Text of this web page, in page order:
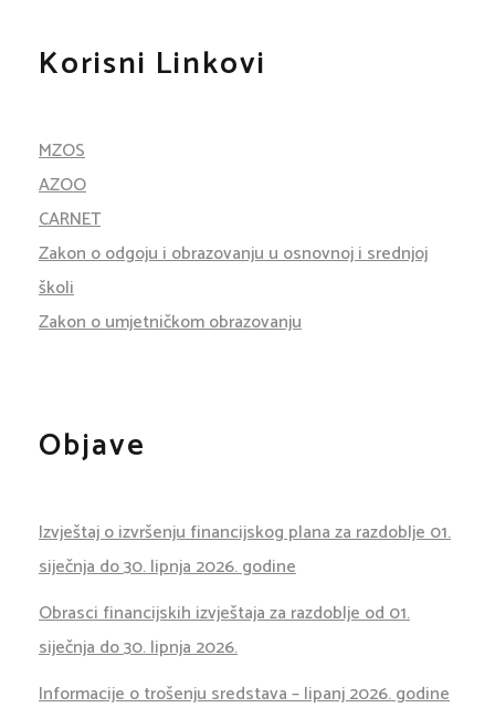
Korisni Linkovi
MZOS
AZOO
CARNET
Zakon o odgoju i obrazovanju u osnovnoj i srednjoj
školi
Zakon o umjetničkom obrazovanju
Objave
Izvještaj o izvršenju financijskog plana za razdoblje 01.
siječnja do 30. lipnja 2026. godine
Obrasci financijskih izvještaja za razdoblje od 01.
siječnja do 30. lipnja 2026.
Informacije o trošenju sredstava – lipanj 2026. godine